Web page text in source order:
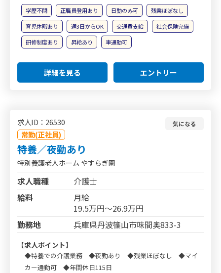
学歴不問 正職員登用あり 日勤のみ可
残業ほぼなし
育児休暇あり
週3日からOK 交通費支給
社会保険完備
研修制度あり
昇給あり 車通勤可
詳細を見る エントリー
求人ID：26530
常勤(正社員)
気になる
特養／夜勤あり
特別養護老人ホーム やすらぎ園
求人職種
介護士
給料
月給
19.5万円～26.9万円
勤務地
兵庫県丹波篠山市味間奥833-3
【求人ポイント】
◆特養での介護業務 ◆夜勤あり ◆残業ほぼなし ◆マイ
カー通勤可 ◆年間休日115日